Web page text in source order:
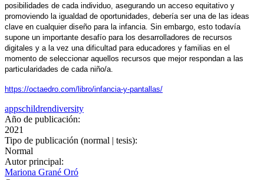
posibilidades de cada individuo, asegurando un acceso equitativo y
promoviendo la igualdad de oportunidades, debería ser una de las ideas
clave en cualquier diseño para la infancia. Sin embargo, esto todavía
supone un importante desafío para los desarrolladores de recursos
digitales y a la vez una dificultad para educadores y familias en el
momento de seleccionar aquellos recursos que mejor respondan a las
particularidades de cada niño/a.
https://octaedro.com/libro/infancia-y-pantallas/
appschildrendiversity
Año de publicación:
2021
Tipo de publicación (normal | tesis):
Normal
Autor principal:
Mariona Grané Oró